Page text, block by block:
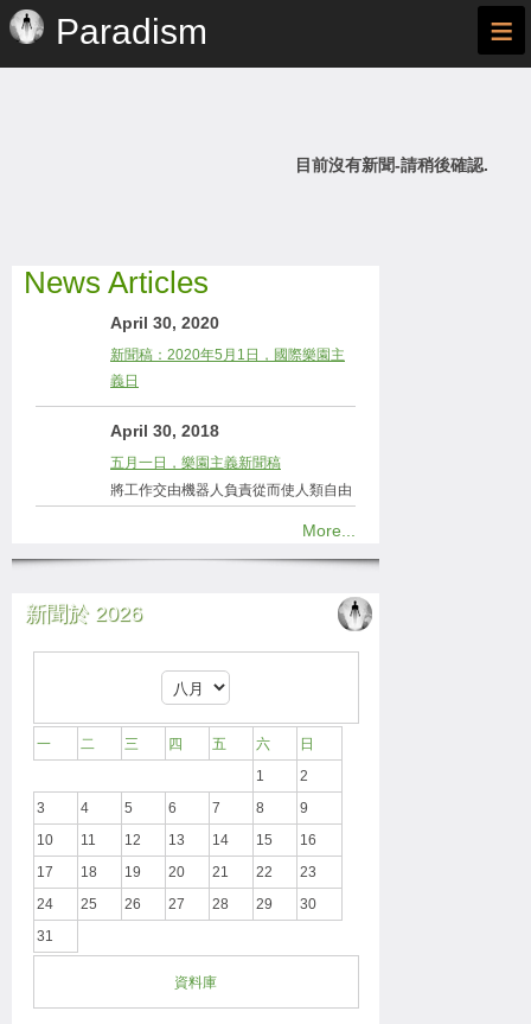
Paradism ≡
目前沒有新聞-請稍後確認.
News Articles
April 30, 2020
新聞稿：2020年5月1日，國際樂園主
義日
April 30, 2018
五月一日，樂園主義新聞稿
將工作交由機器人負責從而使人類自由
More...
新聞於 2026
一 二 三 四 五 六
日
1
2
3
4 5 6 7 8
9
10
11 12 13 14 15
16
17
18 19 20 21 22
23
24
25 26 27 28 29
30
31
資料庫